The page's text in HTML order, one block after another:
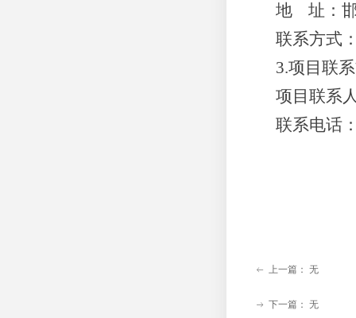
地
址：
联系方式
3.项目联
项目联系
联系电话
ꂃ 上一篇： 无
ꁹ 下一篇： 无